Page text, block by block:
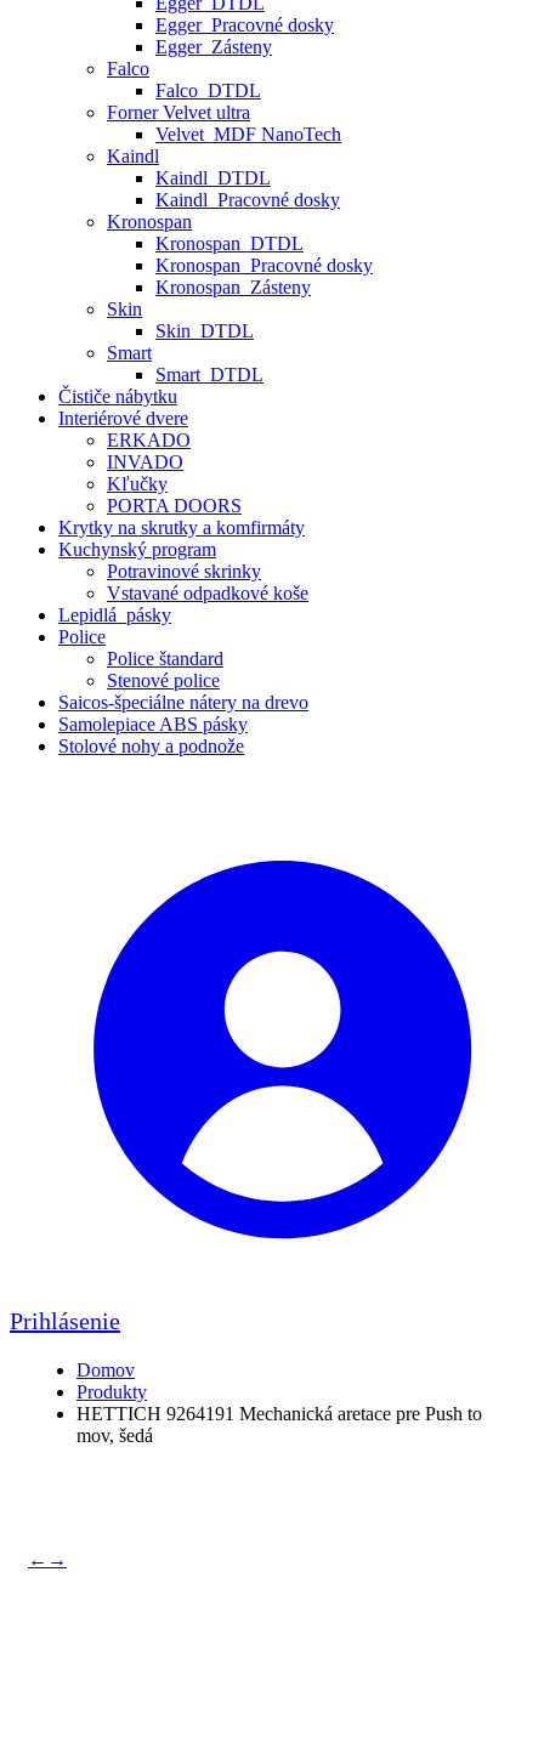
Egger_Pracovné dosky
Egger_Zásteny
Falco
Falco_DTDL
Forner Velvet ultra
Velvet_MDF NanoTech
Kaindl
Kaindl_DTDL
Kaindl_Pracovné dosky
Kronospan
Kronospan_DTDL
Kronospan_Pracovné dosky
Kronospan_Zásteny
Skin
Skin_DTDL
Smart
Smart_DTDL
Čističe nábytku
Interiérové dvere
ERKADO
INVADO
Kľučky
PORTA DOORS
Krytky na skrutky a komfirmáty
Kuchynský program
Potravinové skrinky
Vstavané odpadkové koše
Lepidlá_pásky
Police
Police štandard
Stenové police
Saicos-špeciálne nátery na drevo
Samolepiace ABS pásky
Stolové nohy a podnože
Prihlásenie
Domov
Produkty
HETTICH 9264191 Mechanická aretace pre Push to
mov, šedá
← →